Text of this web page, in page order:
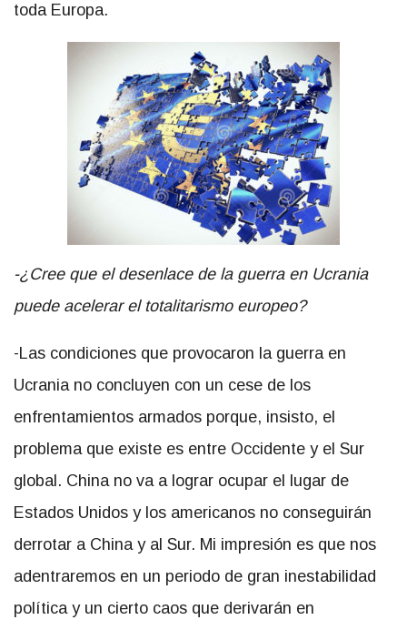
toda Europa.
-¿Cree que el desenlace de la guerra en Ucrania
puede acelerar el totalitarismo europeo?
-Las condiciones que provocaron la guerra en
Ucrania no concluyen con un cese de los
enfrentamientos armados porque, insisto, el
problema que existe es entre Occidente y el Sur
global. China no va a lograr ocupar el lugar de
Estados Unidos y los americanos no conseguirán
derrotar a China y al Sur. Mi impresión es que nos
adentraremos en un periodo de gran inestabilidad
política y un cierto caos que derivarán en